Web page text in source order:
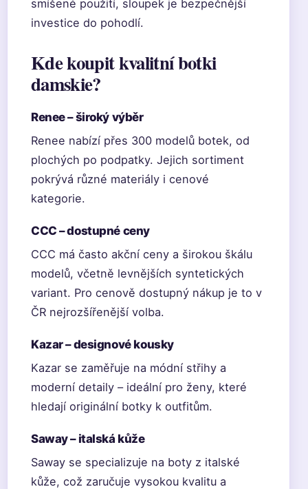
smíšené použití, sloupek je bezpečnější
investice do pohodlí.
Kde koupit kvalitní botki
damskie?
Renee – široký výběr
Renee nabízí přes 300 modelů botek, od
plochých po podpatky. Jejich sortiment
pokrývá různé materiály i cenové
kategorie.
CCC – dostupné ceny
CCC má často akční ceny a širokou škálu
modelů, včetně levnějších syntetických
variant. Pro cenově dostupný nákup je to v
ČR nejrozšířenější volba.
Kazar – designové kousky
Kazar se zaměřuje na módní střihy a
moderní detaily – ideální pro ženy, které
hledají originální botky k outfitům.
Saway – italská kůže
Saway se specializuje na boty z italské
kůže, což zaručuje vysokou kvalitu a